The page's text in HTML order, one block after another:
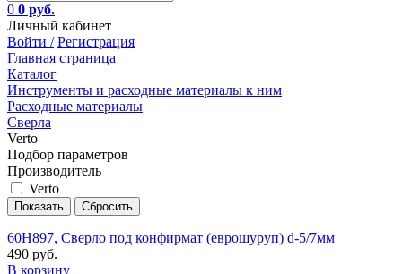
0 0 руб.
Личный кабинет
Войти / Регистрация
Главная страница
Каталог
Инструменты и расходные материалы к ним
Расходные материалы
Сверла
Verto
Подбор параметров
Производитель
Verto
60H897, Сверло под конфирмат (еврошуруп) d-5/7мм
490 руб.
В корзину